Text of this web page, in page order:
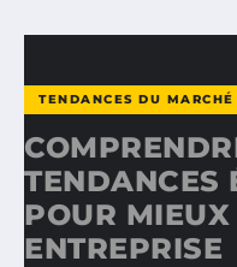
TENDANCES DU MARCHÉ
TENDANCES
POUR
ENTREPRISE